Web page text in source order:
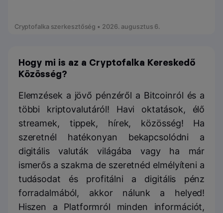
Cryptofalka szerkesztőség • 2026. augusztus 6.
Hogy mi is az a Cryptofalka Kereskedő
Közösség?
Elemzések a jövő pénzéről a Bitcoinról és a
többi kriptovalutáról! Havi oktatások, élő
streamek, tippek, hírek, közösség! Ha
szeretnél hatékonyan bekapcsolódni a
digitális valuták világába vagy ha már
ismerős a szakma de szeretnéd elmélyíteni a
tudásodat és profitálni a digitális pénz
forradalmából, akkor nálunk a helyed!
Hiszen a Platformról minden információt,